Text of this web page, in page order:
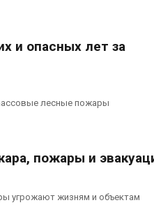
и опасных лет за
лесные пожары
пожары и
угрожают жизням и объектам